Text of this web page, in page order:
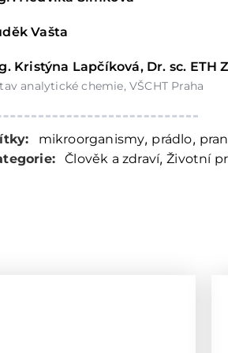
Vašta
Kristýna Lapčíková, Dr. sc. ETH
analytické chemie, VŠCHT Praha
mikroorganismy, prádlo,
Člověk a zdraví, Životní